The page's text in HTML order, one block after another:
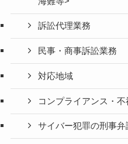
訴訟代理業務
民事・商事訴訟業務
対応地域
コンプライアンス・
サイバー犯罪の刑事弁